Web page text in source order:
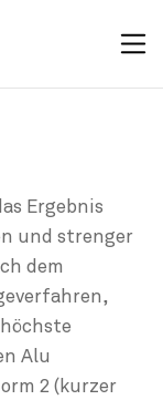
Ergebnis
und strenger
dem
Alu
2 (kurzer